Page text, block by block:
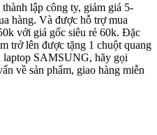
lập công ty, giảm giá 5-
hàng. Và được hỗ trợ mua
với giá gốc siêu rẻ 60k. Đặc
trở lên được tặng 1 chuột quang
laptop SAMSUNG, hãy gọi
về sản phẩm, giao hàng miễn